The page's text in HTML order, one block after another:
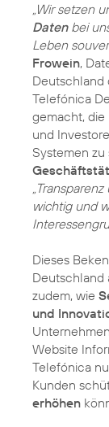
„Wir setzen
Datenbei
Leben
Frowein,
Deutschland
Telefónica
gemacht, die
und
Systemen
wichtig und
Dieses
Deutschland
zudem, wie
und
Website
Telefónica
Kunden
erhöhen